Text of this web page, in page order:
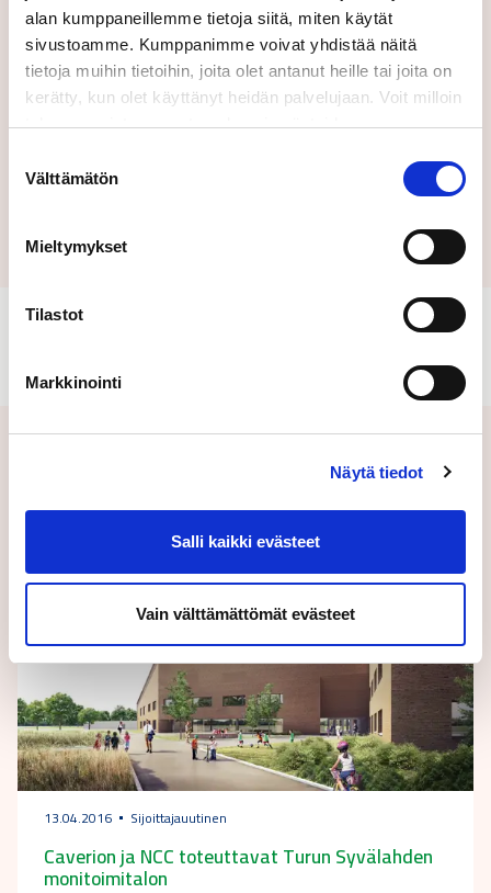
alan kumppaneillemme tietoja siitä, miten käytät
sivustoamme. Kumppanimme voivat yhdistää näitä
tietoja muihin tietoihin, joita olet antanut heille tai joita on
kerätty, kun olet käyttänyt heidän palvelujaan. Voit milloin
tahansa poistaa suostumuksesi evästeiden
valinta
Välttämätön
Mieltymykset
Tilastot
Markkinointi
Näytä tiedot
Salli kaikki evästeet
Vain välttämättömät evästeet
käyttöehtomme.
Aiheeseen liittyvät uutiset
13.04.2016 Sijoittajauutinen
Caverion ja NCC toteuttavat Turun Syvälahden
monitoimitalon